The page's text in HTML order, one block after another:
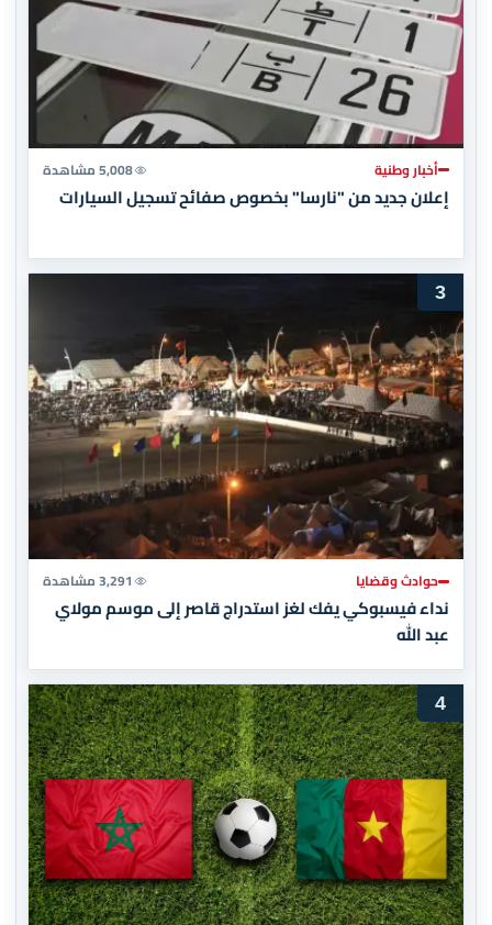
أخبار وطنية 5,008 مشاهدة
إعلان جديد من "نارسا" بخصوص صفائح تسجيل السيارات
3
حوادث وقضايا 3,291 مشاهدة
نداء فيسبوكي يفك لغز استدراج قاصر إلى موسم مولاي
عبد الله
4